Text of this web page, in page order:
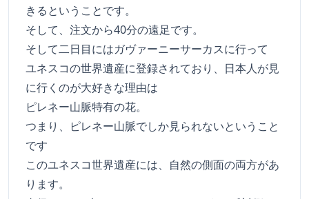
きるということです。
そして、注文から40分の遠足です。
そして二日目にはガヴァーニーサーカスに行って
ユネスコの世界遺産に登録されており、日本人が見
に行くのが大好きな理由は
ピレネー山脈特有の花。
つまり、ピレネー山脈でしか見られないということ
です
このユネスコ世界遺産には、自然の側面の両方があ
ります。